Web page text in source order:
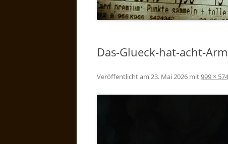
Das-Glueck-hat-acht-
Veröffentlicht am 23. Mai 2026 mit999 × 574